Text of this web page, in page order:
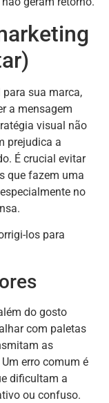
sua marca,
a mensagem
visual não
prejudica a
É crucial evitar
que fazem uma
no
los para
do gosto
com paletas
as
erro comum é
dificultam a
ou confuso.